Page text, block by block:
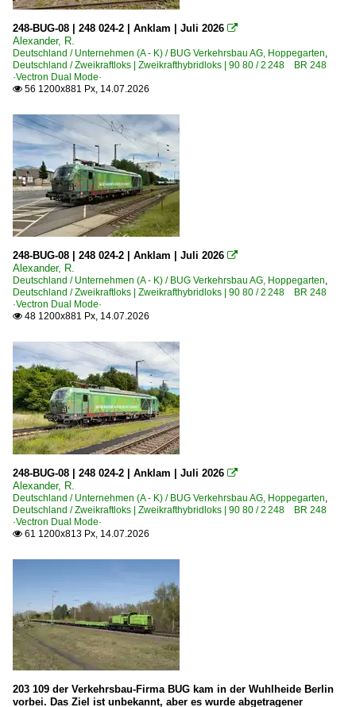
P&T OBW 10B Oberbauwagen
P&T Schotterverteil-und Planiermaschinen (USP)
P&T SSP 110 SW Schotterplanier- und
P&T Unimat 09-475/4S N-Dynamic Weichen- und
Stopfmaschinen | sonstige
Terex/Atlas 1604 Zweiwegebagger
Zweiwegefahrzeuge
Bahnhöfe (A - E)
Bamberg
Bergen (Rügen)
Berlin Lichtenberg
Düsseldorf Hbf ·KD·
Kirchen/Sieg
Bahnhöfe (L - Q)
Mainz Hbf ·FMZ·
Pasewalk
Dieselloks | 92 80
1 201 BR 201 DR V 100.1
1 202 BR 202 DR 112 · DR 110 DR V 100.1
1 202 BR 202 DR 112 · DR 110 DR V 100.1 Private
1 203 BR 203 DR 110 Umbau DR V 100.1 Private
1 277 BR 277 ·G 1700, G 1700-2 BB·
Dieselloks | bis 100 km/h | 98 80
0 650 BR 650 ·Vossloh G6·
3 201 BR 201 DR 110 DR V 100
2013
2014
2015
2017
2018
2019
2020
2020
2021
2022
2023
2025
2026
248-BUG-08 | 248 024-2 | Anklam | Juli 2026 
Alexander, R.
Deutschland / Unternehmen (A - K) / BUG Verkehrsbau AG, Hoppegarten,
Deutschland / Zweikraftloks | Zweikrafthybridloks | 90 80 / 2 248 BR 248
·Vectron Dual Mode·
 56 1200x881 Px, 14.07.2026
248-BUG-08 | 248 024-2 | Anklam | Juli 2026 
Alexander, R.
Deutschland / Unternehmen (A - K) / BUG Verkehrsbau AG, Hoppegarten,
Deutschland / Zweikraftloks | Zweikrafthybridloks | 90 80 / 2 248 BR 248
·Vectron Dual Mode·
 48 1200x881 Px, 14.07.2026
248-BUG-08 | 248 024-2 | Anklam | Juli 2026 
Alexander, R.
Deutschland / Unternehmen (A - K) / BUG Verkehrsbau AG, Hoppegarten,
Deutschland / Zweikraftloks | Zweikrafthybridloks | 90 80 / 2 248 BR 248
·Vectron Dual Mode·
 61 1200x813 Px, 14.07.2026
203 109 der Verkehrsbau-Firma BUG kam in der Wuhlheide Berlin
vorbei. Das Ziel ist unbekannt, aber es wurde abgetragener